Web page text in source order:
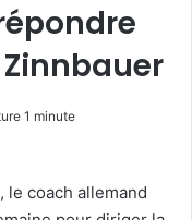
1 minute
le coach allemand